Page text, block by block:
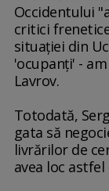
Occidentului
critici
situaţiei din
'ocupanţi' -
Lavrov.
Totodată,
gata să
livrărilor de
avea loc